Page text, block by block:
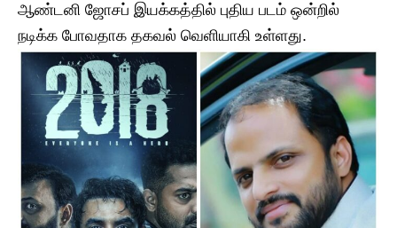
ஆண்டனி ஜோசப் இயக்கத்தில் புதிய படம் ஒன்றில்
நடிக்க போவதாக தகவல் வெளியாகி உள்ளது.